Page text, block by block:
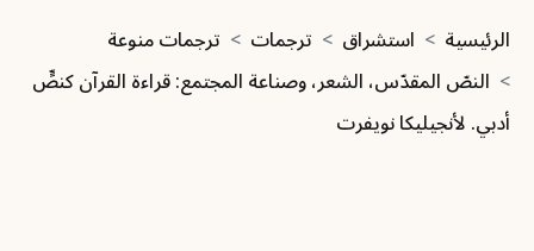
مسار التنقل
الرئيسية استشراق ترجمات
ترجمات منوعة
النصّ المقدّس، الشعر، وصناعة المجتمع: قراءة القرآن كنصٍّ
أدبي. لأنجيليكا نويفرت